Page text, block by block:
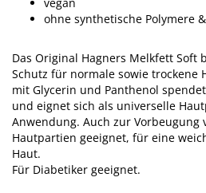
ohne synthetische Polymere
Das Original Hagners Melkfett Soft
Schutz für normale sowie trockene
mit Glycerin und Panthenol
und eignet sich als universelle
Anwendung. Auch zur Vorbeugung
Hautpartien geeignet, für eine
Haut.
Für Diabetiker geeignet.